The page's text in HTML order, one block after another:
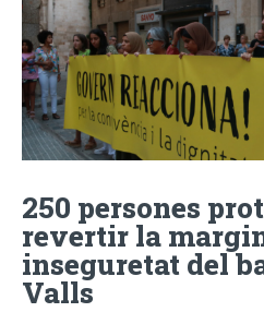
250 persones
revertir la
inseguretat del
Valls